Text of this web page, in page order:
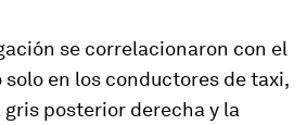
se correlacionaron con el
en los conductores de taxi,
posterior derecha y la